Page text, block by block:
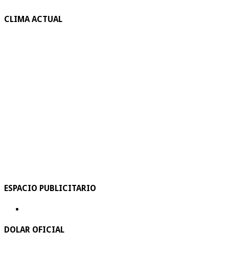
CLIMA ACTUAL
ESPACIO PUBLICITARIO
DOLAR OFICIAL